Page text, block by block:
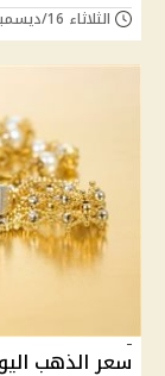
الثلاثاء 16/ديسمبر/2025 - 05:58 م